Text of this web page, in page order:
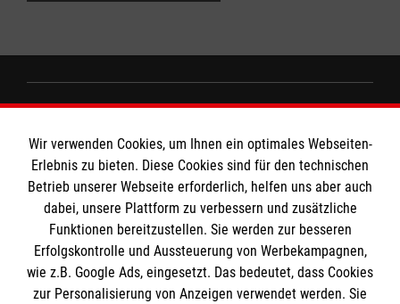
Impressum
Datenschutz
Kontakt
Die Malteser
Malteser in Deutschland
Wir verwenden Cookies, um Ihnen ein optimales Webseiten-
Erlebnis zu bieten. Diese Cookies sind für den technischen
Betrieb unserer Webseite erforderlich, helfen uns aber auch
dabei, unsere Plattform zu verbessern und zusätzliche
Funktionen bereitzustellen. Sie werden zur besseren
Erfolgskontrolle und Aussteuerung von Werbekampagnen,
wie z.B. Google Ads, eingesetzt. Das bedeutet, dass Cookies
zur Personalisierung von Anzeigen verwendet werden. Sie